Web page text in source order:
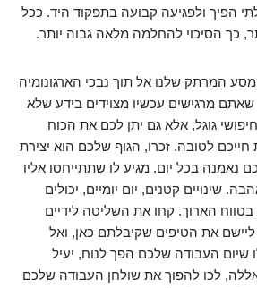
הפיך ולפגיעה קבועה בתפקוד היד. ככל
כך הסיכוי להחלמה מלאה גבוה יותר.
המרתק שלנו אל תוך נבכי הארגונומיה
שאתם מרגישים עכשיו מצוידים בידע שלא
גוגל, אלא גם יתן לכם את הכוח
חייכם לטובה. זכרו, הגוף שלכם הוא יצירת
נאמנה בכל יום. מגיע לו שתתייחסו אליו
שינויים קטנים, יום יומיים, יכולים
בטווח הארוך. קחו את השליטה לידיים
את הטיפים שקיבלתם כאן, ואל
העבודה שלכם הפך לנוח, יעיל
לכו להפוך את שולחן העבודה שלכם